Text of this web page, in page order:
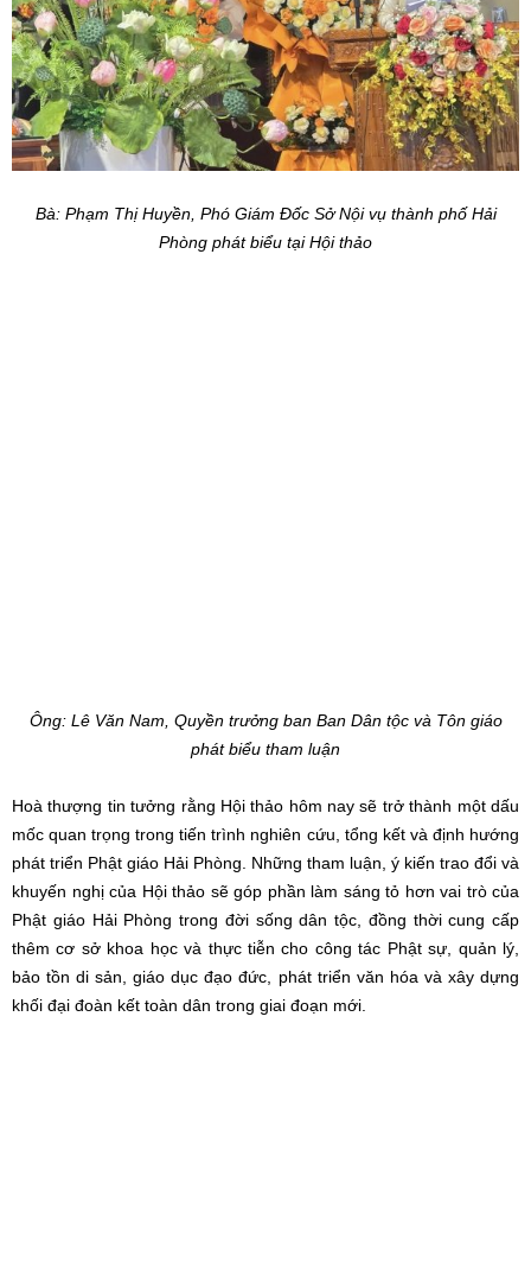
Bà: Phạm Thị Huyền, Phó Giám Đốc Sở Nội vụ thành phố Hải
Phòng phát biểu tại Hội thảo
Ông: Lê Văn Nam, Quyền trưởng ban Ban Dân tộc và Tôn giáo
phát biểu tham luận
Hoà thượng tin tưởng rằng Hội thảo hôm nay sẽ trở thành một dấu
mốc quan trọng trong tiến trình nghiên cứu, tổng kết và định hướng
phát triển Phật giáo Hải Phòng. Những tham luận, ý kiến trao đổi và
khuyến nghị của Hội thảo sẽ góp phần làm sáng tỏ hơn vai trò của
Phật giáo Hải Phòng trong đời sống dân tộc, đồng thời cung cấp
thêm cơ sở khoa học và thực tiễn cho công tác Phật sự, quản lý,
bảo tồn di sản, giáo dục đạo đức, phát triển văn hóa và xây dựng
khối đại đoàn kết toàn dân trong giai đoạn mới.